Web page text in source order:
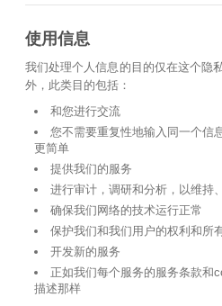
使用信息
我们处理个人信息的目的仅在这个隐
外，此类目的包括：
和您进行交流
您不需要重复性地输入同一个信
更简单
提供我们的服务
进行审计，调研和分析，以维持
确保我们网络的技术运行正常
保护我们和我们用户的权利和所
开发新的服务
正如我们每个服务的服务条款和
描述那样